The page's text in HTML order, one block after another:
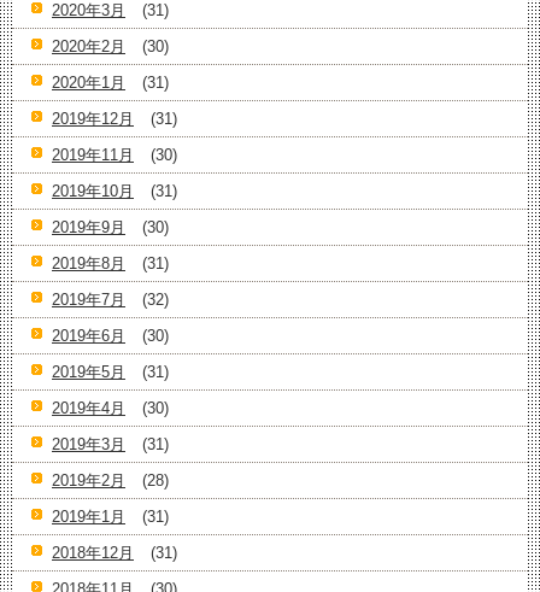
2020年3月
(31)
2020年2月
(30)
2020年1月
(31)
2019年12月
(31)
2019年11月
(30)
2019年10月
(31)
2019年9月
(30)
2019年8月
(31)
2019年7月
(32)
2019年6月
(30)
2019年5月
(31)
2019年4月
(30)
2019年3月
(31)
2019年2月
(28)
2019年1月
(31)
2018年12月
(31)